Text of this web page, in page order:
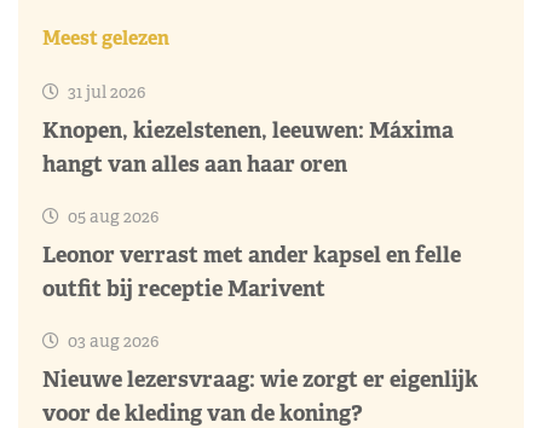
Meest gelezen
31 jul 2026
Knopen, kiezelstenen, leeuwen: Máxima
hangt van alles aan haar oren
05 aug 2026
Leonor verrast met ander kapsel en felle
outfit bij receptie Marivent
03 aug 2026
Nieuwe lezersvraag: wie zorgt er eigenlijk
voor de kleding van de koning?